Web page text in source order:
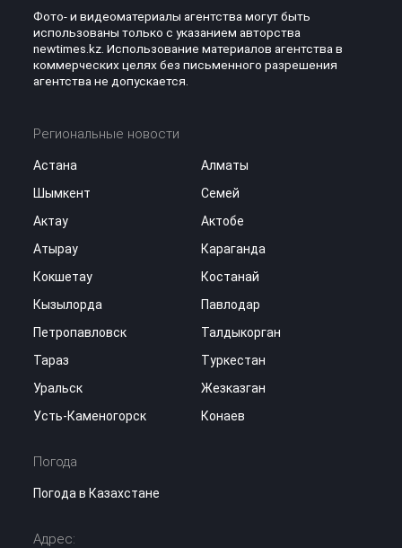
Фото- и видеоматериалы агентства могут быть
использованы только с указанием авторства
newtimes.kz. Использование материалов агентства в
коммерческих целях без письменного разрешения
агентства не допускается.
Региональные новости
Астана
Алматы
Шымкент
Семей
Актау
Актобе
Атырау
Караганда
Кокшетау
Костанай
Кызылорда
Павлодар
Петропавловск
Талдыкорган
Тараз
Туркестан
Уральск
Жезказган
Усть-Каменогорск
Конаев
Погода
Погода в Казахстане
Адрес: